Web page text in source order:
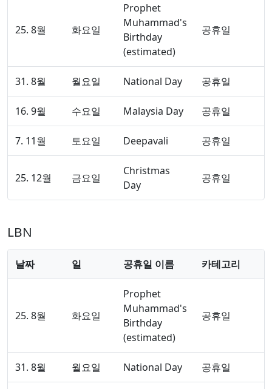
25. 8월 화요일
Prophet
Muhammad's
Birthday
(estimated)
공휴일
31. 8월 월요일 National Day 공휴일
16. 9월 수요일 Malaysia Day 공휴일
7. 11월 토요일 Deepavali 공휴일
25. 12월 금요일
Christmas
Day
공휴일
LBN
날짜 일 공휴일 이름 카테고리
25. 8월 화요일
Prophet
Muhammad's
Birthday
(estimated)
공휴일
31. 8월 월요일 National Day 공휴일